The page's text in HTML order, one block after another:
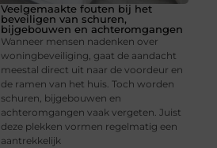
Veelgemaakte fouten bij het
beveiligen van schuren,
bijgebouwen en achteromgangen
Wanneer mensen nadenken over
woningbeveiliging, gaat de aandacht
meestal direct uit naar de voordeur en
de ramen van het huis. Toch worden
schuren, bijgebouwen en
achteromgangen vaak vergeten. Juist
deze plekken vormen regelmatig een
aantrekkelijk